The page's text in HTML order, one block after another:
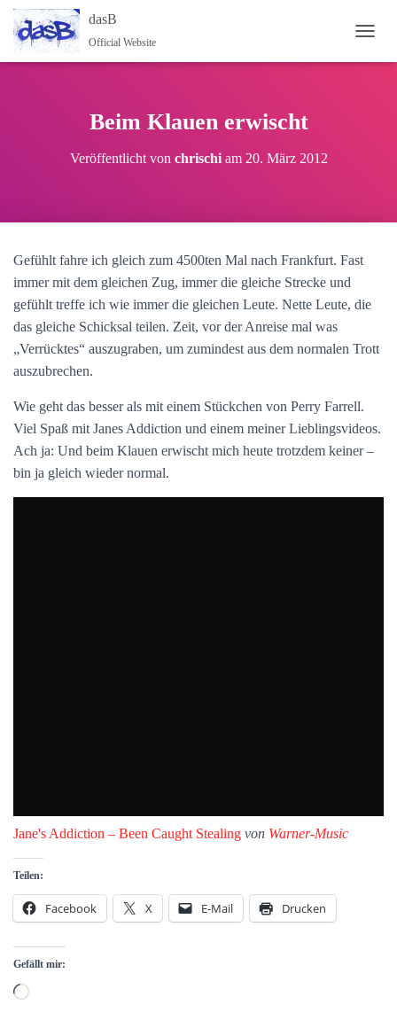
dasB
Official Website
Beim Klauen erwischt
Veröffentlicht von chrischiam 20. März 2012
Gefühlt fahre ich gleich zum 4500ten Mal nach Frankfurt. Fast
immer mit dem gleichen Zug, immer die gleiche Strecke und
gefühlt treffe ich wie immer die gleichen Leute. Nette Leute, die
das gleiche Schicksal teilen. Zeit, vor der Anreise mal was
„Verrücktes“ auszugraben, um zumindest aus dem normalen Trott
auszubrechen.
Wie geht das besser als mit einem Stückchen von Perry Farrell.
Viel Spaß mit Janes Addiction und einem meiner Lieblingsvideos.
Ach ja: Und beim Klauen erwischt mich heute trotzdem keiner –
bin ja gleich wieder normal.
Jane's Addiction – Been Caught Stealing von Warner-Music
Teilen:
Facebook X E-Mail Drucken
Gefällt mir:
Wird